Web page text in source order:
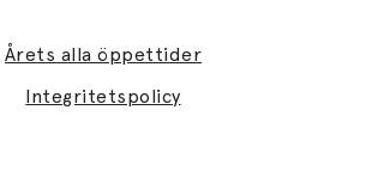
Årets alla öppettider
Integritetspolicy